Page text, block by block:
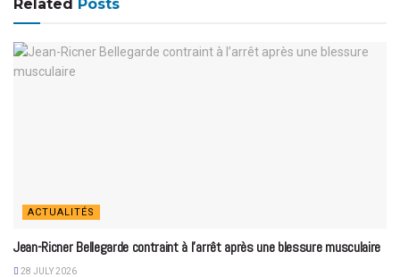
Related Posts
ACTUALITÉS
Jean-Ricner Bellegarde contraint à l’arrêt après une blessure musculaire
28 JULY 2026